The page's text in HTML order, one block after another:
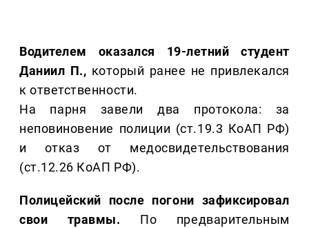
Водителем оказался 19-летний студент
Даниил П., который ранее не привлекался
к ответственности.
На парня завели два протокола: за
неповиновение полиции (ст.19.3 КоАП РФ)
и отказ от медосвидетельствования
(ст.12.26 КоАП РФ).
Полицейский после погони зафиксировал
свои травмы. По предварительным